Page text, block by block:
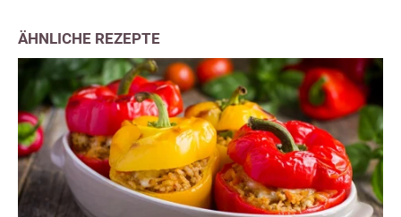
ÄHNLICHE REZEPTE